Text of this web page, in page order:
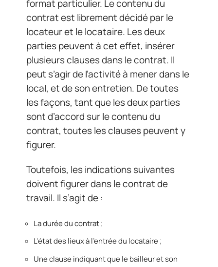
format particulier. Le contenu du
contrat est librement décidé par le
locateur et le locataire. Les deux
parties peuvent à cet effet, insérer
plusieurs clauses dans le contrat. Il
peut s’agir de l’activité à mener dans le
local, et de son entretien. De toutes
les façons, tant que les deux parties
sont d’accord sur le contenu du
contrat, toutes les clauses peuvent y
figurer.
Toutefois, les indications suivantes
doivent figurer dans le contrat de
travail. Il s’agit de :
La durée du contrat ;
L’état des lieux à l’entrée du locataire ;
Une clause indiquant que le bailleur et son